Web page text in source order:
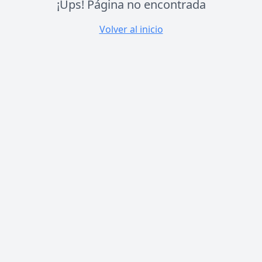
¡Ups! Página no encontrada
Volver al inicio